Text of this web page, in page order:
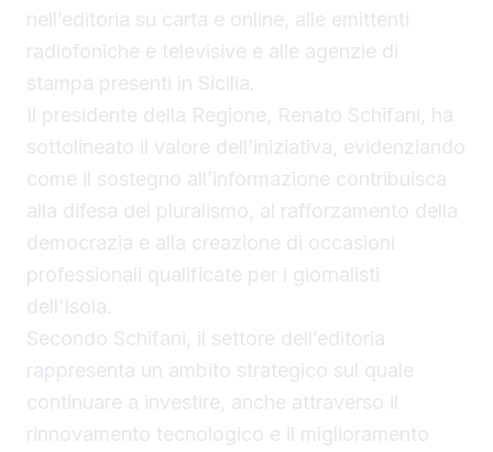
nell’editoria su carta e online, alle emittenti
radiofoniche e televisive e alle agenzie di
stampa presenti in Sicilia.
Il presidente della Regione, Renato Schifani, ha
sottolineato il valore dell’iniziativa, evidenziando
come il sostegno all’informazione contribuisca
alla difesa del pluralismo, al rafforzamento della
democrazia e alla creazione di occasioni
professionali qualificate per i giornalisti
dell’Isola.
Secondo Schifani, il settore dell’editoria
rappresenta un ambito strategico sul quale
continuare a investire, anche attraverso il
rinnovamento tecnologico e il miglioramento